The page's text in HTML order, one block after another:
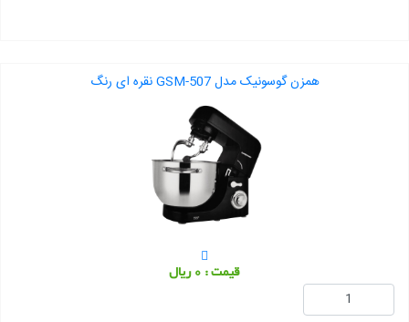
همزن گوسونیک مدل GSM-507 نقره ای رنگ
قیمت : 0 ریال